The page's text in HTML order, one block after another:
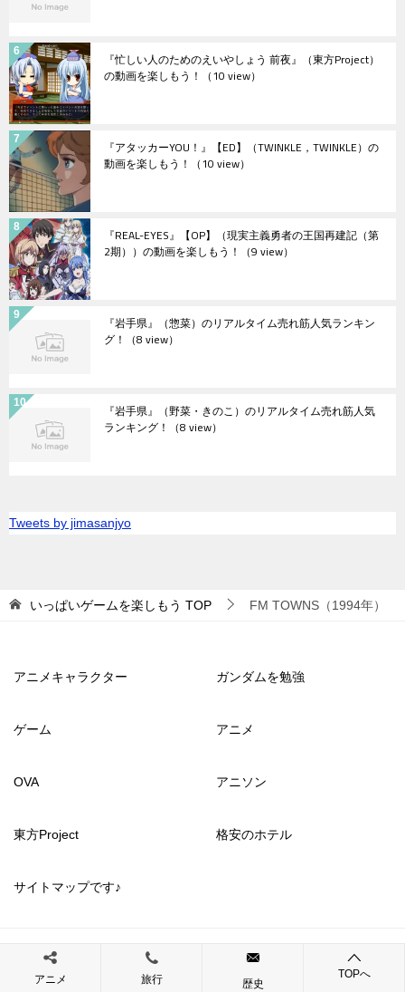
『忙しい人のためのえいやしょう 前夜』（東方Project）
の動画を楽しもう！ （10 view）
『アタッカーYOU！』【ED】（TWINKLE，TWINKLE）の
動画を楽しもう！ （10 view）
『REAL-EYES』【OP】（現実主義勇者の王国再建記（第
2期））の動画を楽しもう！ （9 view）
『岩手県』（惣菜）のリアルタイム売れ筋人気ランキン
グ！ （8 view）
『岩手県』（野菜・きのこ）のリアルタイム売れ筋人気
ランキング！ （8 view）
Tweets by jimasanjyo
いっぱいゲームを楽しもう TOP FM TOWNS（1994年）
アニメキャラクター ガンダムを勉強
ゲーム アニメ
OVA アニソン
東方Project 格安のホテル
サイトマップです♪
© 2017 いっぱいゲームを楽しもう
アニメ 旅行 歴史
TOPへ